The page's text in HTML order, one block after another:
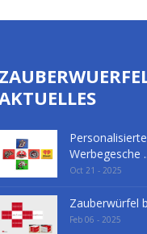
Werbegesche ..
Oct 21 - 2025
Zauberwürfel
Feb 06 - 2025